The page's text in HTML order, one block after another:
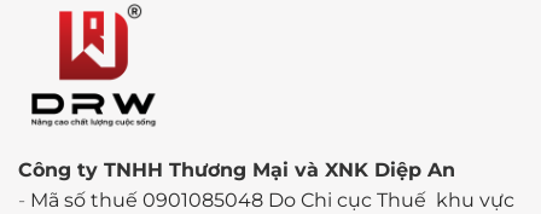
Công ty TNHH Thương Mại và XNK Diệp An
- Mã số thuế 0901085048 Do Chi cục Thuế khu vực